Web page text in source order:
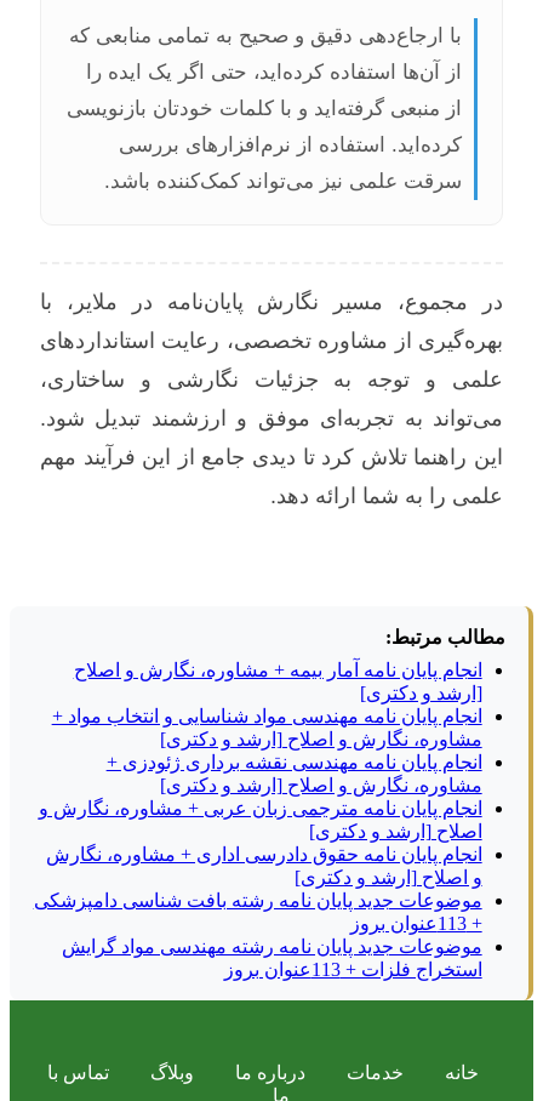
با ارجاع‌دهی دقیق و صحیح به تمامی منابعی که
از آن‌ها استفاده کرده‌اید، حتی اگر یک ایده را
از منبعی گرفته‌اید و با کلمات خودتان بازنویسی
کرده‌اید. استفاده از نرم‌افزارهای بررسی
سرقت علمی نیز می‌تواند کمک‌کننده باشد.
در مجموع، مسیر نگارش پایان‌نامه در ملایر، با
بهره‌گیری از مشاوره تخصصی، رعایت استانداردهای
علمی و توجه به جزئیات نگارشی و ساختاری،
می‌تواند به تجربه‌ای موفق و ارزشمند تبدیل شود.
این راهنما تلاش کرد تا دیدی جامع از این فرآیند مهم
علمی را به شما ارائه دهد.
مطالب مرتبط:
انجام پایان نامه آمار بیمه + مشاوره، نگارش و اصلاح
[ارشد و دکتری]
انجام پایان نامه مهندسی مواد شناسایی و انتخاب مواد +
مشاوره، نگارش و اصلاح [ارشد و دکتری]
انجام پایان نامه مهندسی نقشه برداری ژئودزی +
مشاوره، نگارش و اصلاح [ارشد و دکتری]
انجام پایان نامه مترجمی زبان عربی + مشاوره، نگارش و
اصلاح [ارشد و دکتری]
انجام پایان نامه حقوق دادرسی اداری + مشاوره، نگارش
و اصلاح [ارشد و دکتری]
موضوعات جدید پایان نامه رشته بافت شناسی دامپزشکی
+ 113عنوان بروز
موضوعات جدید پایان نامه رشته مهندسی مواد گرایش
استخراج فلزات + 113عنوان بروز
خانه خدمات درباره ما وبلاگ
تماس با
ما